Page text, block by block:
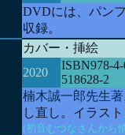
DVDには、パン
収録。
カバー・挿絵
2020
ISBN978-
518628-2
楠木誠一郎先生
し直し。イラス
(初音むつなさんから